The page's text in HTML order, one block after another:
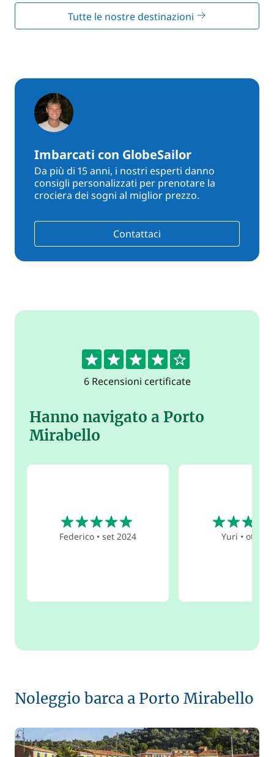
Tutte le nostre destinazioni
Imbarcati con GlobeSailor
Da più di 15 anni, i nostri esperti danno
consigli personalizzati per prenotare la
crociera dei sogni al miglior prezzo.
Contattaci
4
6 Recensioni certificate
Hanno navigato a Porto
Mirabello
Federico •set 2024 Yuri •ott
Noleggio barca a Porto Mirabello